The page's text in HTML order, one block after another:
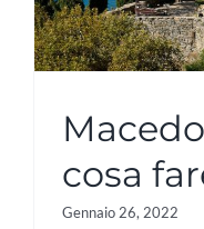
cosa
Gennaio 26, 2022